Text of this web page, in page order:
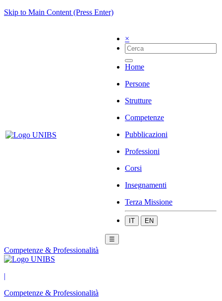
Skip to Main Content (Press Enter)
×
Home
Persone
Strutture
Competenze
Pubblicazioni
Professioni
Corsi
Insegnamenti
Terza Missione
IT EN
☰
Competenze & Professionalità
|
Competenze & Professionalità